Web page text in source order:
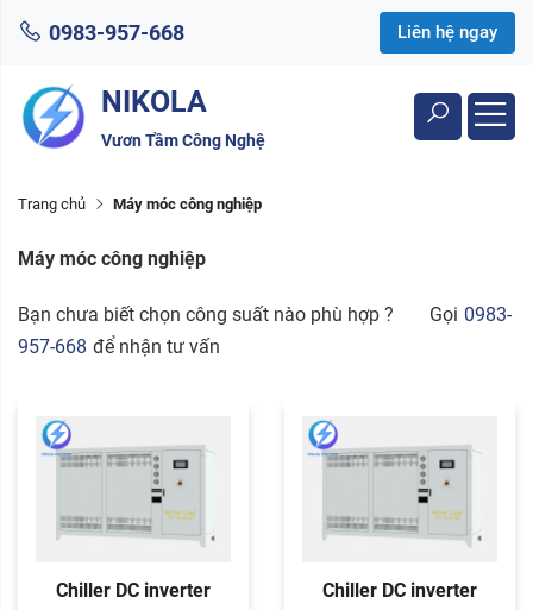
0983-957-668 Liên hệ ngay
NIKOLA
Vươn Tầm Công Nghệ
Trang chủ Máy móc công nghiệp
Máy móc công nghiệp
Bạn chưa biết chọn công suất nào phù hợp ? Gọi 0983-
957-668 để nhận tư vấn
Chiller DC inverter
Chiller DC inverter